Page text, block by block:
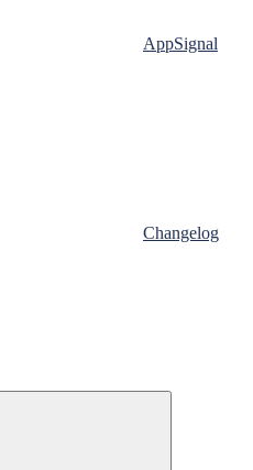
AppSignal
Changelog